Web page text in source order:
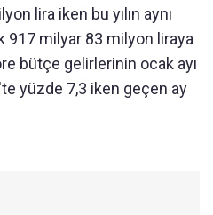
lira iken bu yılın aynı
917 milyar 83 milyon liraya
bütçe gelirlerinin ocak ayı
yüzde 7,3 iken geçen ay